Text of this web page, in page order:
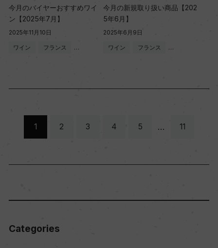
今月のバイヤーおすすめワイ
ン【2025年7月】
2025年11月10日
ワイン フランス …
今月の新規取り扱い商品【202
5年6月】
2025年6月9日
ワイン フランス …
Categories
1 2 3 4 5 … 11